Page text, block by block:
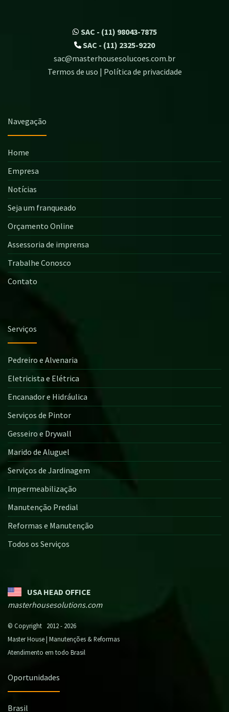
SAC - (11) 98043-7875
SAC - (11) 2325-9220
sac@masterhousesolucoes.com.br
Termos de uso | Política de privacidade
Navegação
Home
Empresa
Notícias
Seja um franqueado
Orçamento Online
Assessoria de imprensa
Trabalhe Conosco
Contato
Serviços
Pedreiro e Alvenaria
Eletricista e Elétrica
Encanador e Hidráulica
Serviços de Pintor
Gesseiro e Drywall
Marido de Aluguel
Serviços de Jardinagem
Impermeabilização
Manutenção Predial
Reformas e Manutenção
Todos os Serviços
USA HEAD OFFICE
masterhousesolutions.com
© Copyright 2012 - 2026
Master House | Manutenções & Reformas
Atendimento em todo Brasil
Oportunidades
Brasil